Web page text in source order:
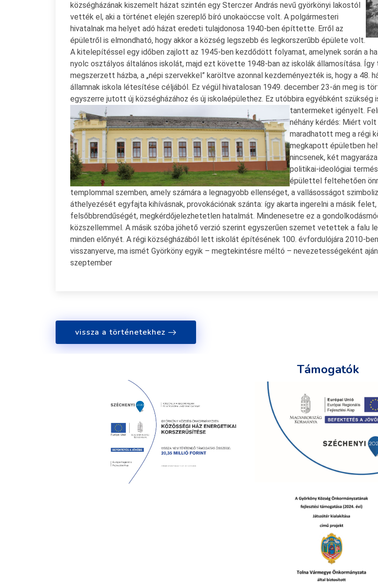
községházának kiszemelt házat szintén egy Sterczer András nevű györkönyi lakostól
vették el, aki a történet elején szereplő bíró unokaöccse volt. A polgármesteri
hivatalnak ma helyet adó házat eredeti tulajdonosa 1940-ben építtette. Erről az
épületről is elmondható, hogy akkor a község legszebb és legkorszerűbb épülete volt.
A kitelepítéssel egy időben zajlott az 1945-ben kezdődött folyamat, amelynek során a
nyolc osztályos általános iskolát, majd ezt követte 1948-ban az iskolák államosítása.
megszerzett házba, a „népi szervekkel” karöltve azonnal kezdeményezték is, hogy a
államnak iskola létesítése céljából. Ez végül hivatalosan 1949. december 23-án meg is
egyszerre jutott új községházához és új iskolaépülethez. Ez utóbbira egyébként szükség
tantermeket igényelt.
néhány kérdés: Miért
maradhatott meg a régi
megkapott épületben
nincsenek, két
politikai-ideológiai
épülettel feltehetően
templommal szemben, amely számára a legnagyobb ellenséget, a vallásosságot
áthelyezését egyfajta kihívásnak, provokációnak szánta: így akarta ingerelni a másik
felsőbbrendűségét, megkérdőjelezhetetlen hatalmát. Mindenesetre ez a
közszellemmel. A másik szóba jöhető verzió szerint egyszerűen szemet vetettek a falu
minden előnyét. A régi községházából lett iskolát építésének 100. évfordulójára 2010-
visszanyerve, ma ismét Györköny egyik – megtekintésre méltó – nevezetességeként
szeptember
vissza a történetekhez
Támogatók